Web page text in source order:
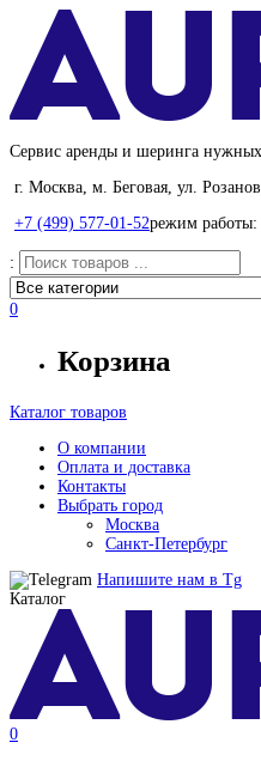
Сервис аренды и шеринга
г. Москва, м. Беговая, ул.
+7 (499) 577-01-52режим
:
0
Корзина
Каталог товаров
О компании
Оплата и доставка
Контакты
Выбрать город
Москва
Санкт-Петербург
Напишите нам в Tg
Каталог
0